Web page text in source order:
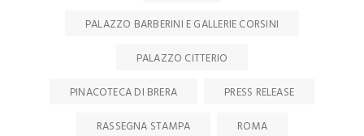
PALAZZO BARBERINI E GALLERIE CORSINI
PALAZZO CITTERIO
PINACOTECA DI BRERA
PRESS RELEASE
RASSEGNA STAMPA
ROMA